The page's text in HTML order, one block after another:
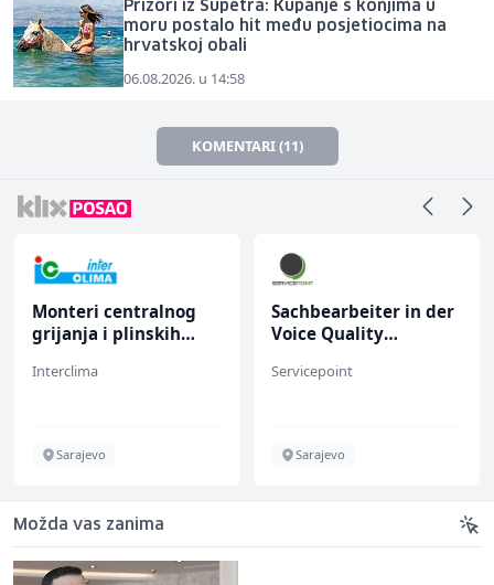
Prizori iz Supetra: Kupanje s konjima u
moru postalo hit među posjetiocima na
hrvatskoj obali
06.08.2026. u 14:58
KOMENTARI (11)
Monteri centralnog
grijanja i plinskih
Interclima
Sarajevo
Sachbearbeiter in der
Voice Quality
Servicepoint
Sarajevo
Možda vas zanima